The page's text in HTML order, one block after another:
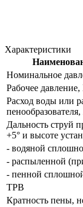
Характеристики
Номинальное
Рабочее
Расход воды или
пенообразователя,
Дальность струй
+5° и высоте
- водяной
- распыленной
- пенной
ТРВ
Кратность пены,